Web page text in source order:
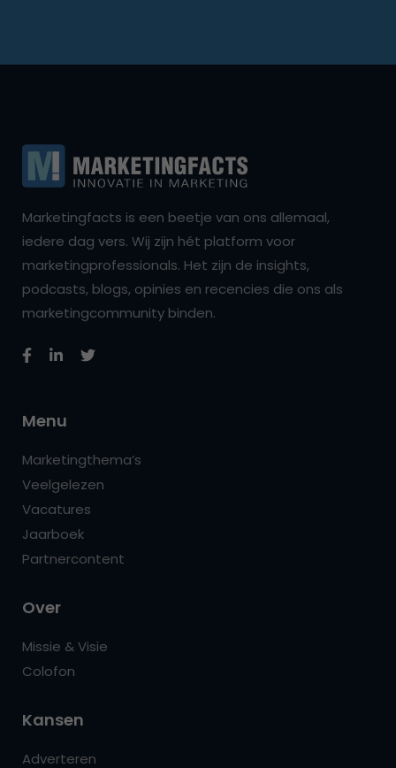
Marketingfacts is een beetje van ons allemaal,
iedere dag vers. Wij zijn hét platform voor
marketingprofessionals. Het zijn de insights,
podcasts, blogs, opinies en recencies die ons als
marketingcommunity binden.
Menu
Marketingthema’s
Veelgelezen
Vacatures
Jaarboek
Partnercontent
Over
Missie & Visie
Colofon
Kansen
Adverteren